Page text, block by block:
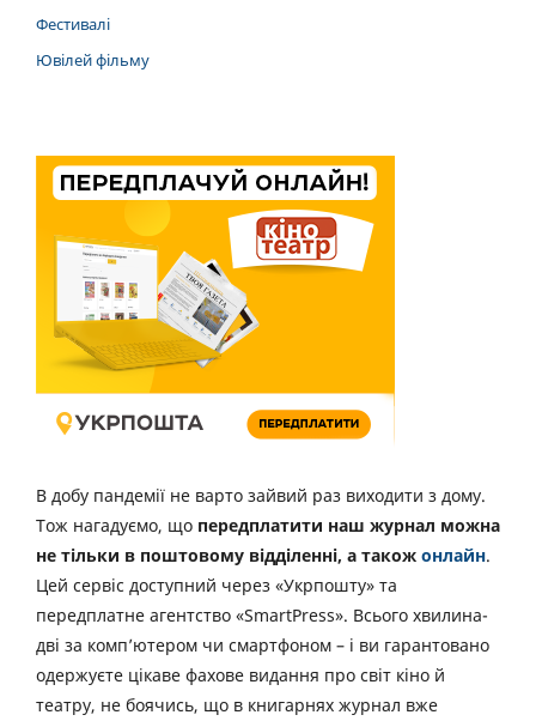
Фестивалі
Ювілей фільму
В добу пандемії не варто зайвий раз виходити з дому.
Тож нагадуємо, що передплатити наш журнал можна
не тільки в поштовому відділенні, а також онлайн.
Цей сервіс доступний через «Укрпошту» та
передплатне агентство «SmartPress». Всього хвилина-
дві за комп’ютером чи смартфоном – і ви гарантовано
одержуєте цікаве фахове видання про світ кіно й
театру, не боячись, що в книгарнях журнал вже